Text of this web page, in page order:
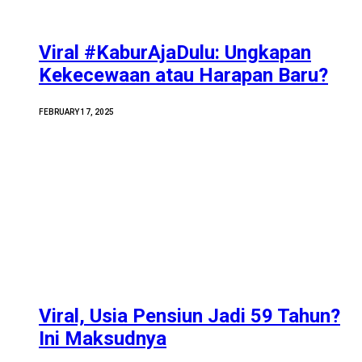
Viral #KaburAjaDulu: Ungkapan
Kekecewaan atau Harapan Baru?
FEBRUARY 17, 2025
Viral, Usia Pensiun Jadi 59 Tahun?
Ini Maksudnya